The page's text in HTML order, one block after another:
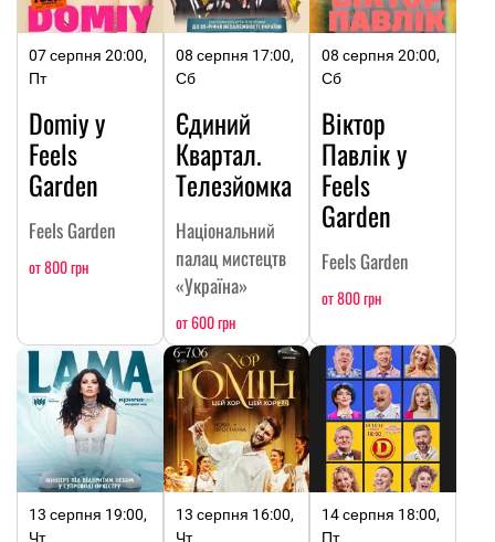
07 серпня 20:00,
Пт
Domiy у
Feels
Garden
Feels Garden
от 800 грн
08 серпня 17:00,
Сб
Єдиний
Квартал.
Телезйомка
Національний
палац мистецтв
«Україна»
от 600 грн
08 серпня 20:00,
Сб
Віктор
Павлік у
Feels
Garden
Feels Garden
от 800 грн
13 серпня 19:00,
Чт
13 серпня 16:00,
Чт
14 серпня 18:00,
Пт